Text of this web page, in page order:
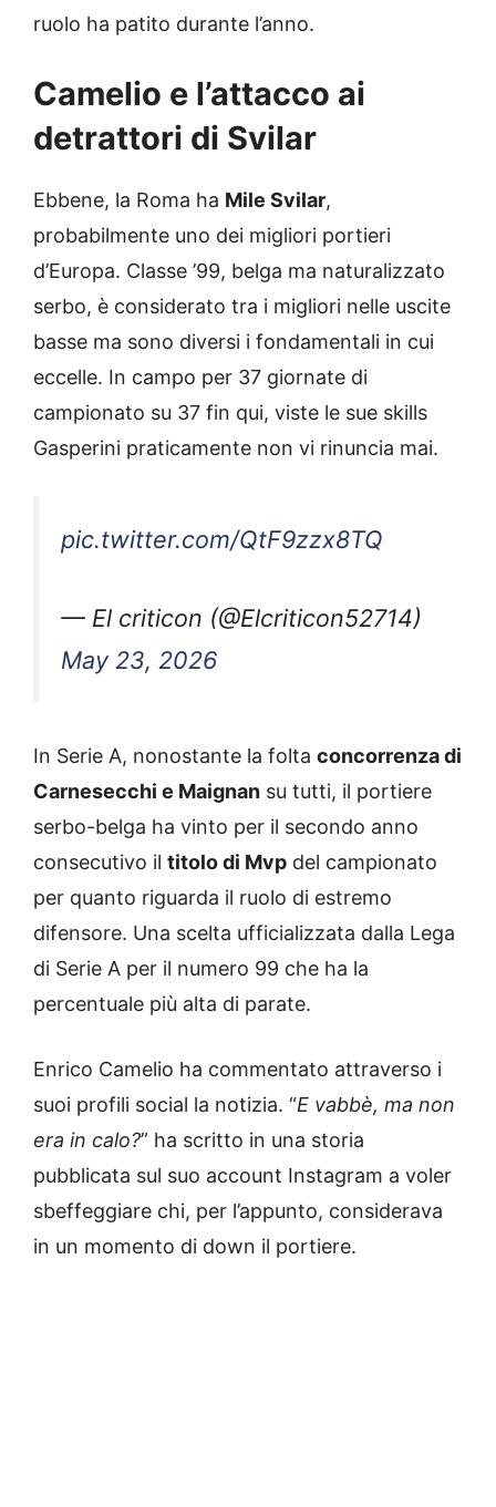
ruolo ha patito durante l’anno.
Camelio e l’attacco ai
detrattori di Svilar
Ebbene, la Roma ha Mile Svilar,
probabilmente uno dei migliori portieri
d’Europa. Classe ’99, belga ma naturalizzato
serbo, è considerato tra i migliori nelle uscite
basse ma sono diversi i fondamentali in cui
eccelle. In campo per 37 giornate di
campionato su 37 fin qui, viste le sue skills
Gasperini praticamente non vi rinuncia mai.
pic.twitter.com/QtF9zzx8TQ
— El criticon (@Elcriticon52714)
May 23, 2026
In Serie A, nonostante la folta concorrenza di
Carnesecchi e Maignan su tutti, il portiere
serbo-belga ha vinto per il secondo anno
consecutivo il titolo di Mvp del campionato
per quanto riguarda il ruolo di estremo
difensore. Una scelta ufficializzata dalla Lega
di Serie A per il numero 99 che ha la
percentuale più alta di parate.
Enrico Camelio ha commentato attraverso i
suoi profili social la notizia. “E vabbè, ma non
era in calo?” ha scritto in una storia
pubblicata sul suo account Instagram a voler
sbeffeggiare chi, per l’appunto, considerava
in un momento di down il portiere.